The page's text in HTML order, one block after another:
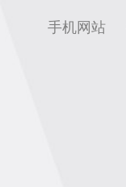
手机网站